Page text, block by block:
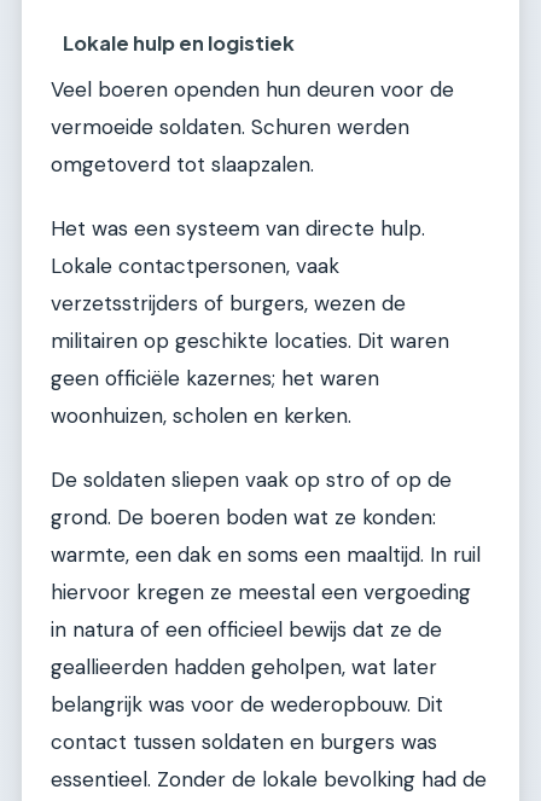
Lokale hulp en logistiek
Veel boeren openden hun deuren voor de
vermoeide soldaten. Schuren werden
omgetoverd tot slaapzalen.
Het was een systeem van directe hulp.
Lokale contactpersonen, vaak
verzetsstrijders of burgers, wezen de
militairen op geschikte locaties. Dit waren
geen officiële kazernes; het waren
woonhuizen, scholen en kerken.
De soldaten sliepen vaak op stro of op de
grond. De boeren boden wat ze konden:
warmte, een dak en soms een maaltijd. In ruil
hiervoor kregen ze meestal een vergoeding
in natura of een officieel bewijs dat ze de
geallieerden hadden geholpen, wat later
belangrijk was voor de wederopbouw. Dit
contact tussen soldaten en burgers was
essentieel. Zonder de lokale bevolking had de